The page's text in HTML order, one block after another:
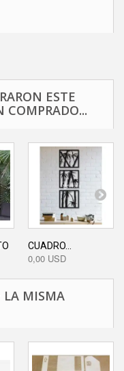
ESTE
CUADRO...
0,00 USD
LA MISMA